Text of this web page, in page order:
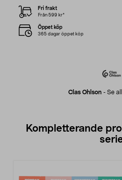
Clas Ohlson - Se
Fri frakt
Från 599 kr*
Öppet köp
365 dagar öppet köp
Kompletterande